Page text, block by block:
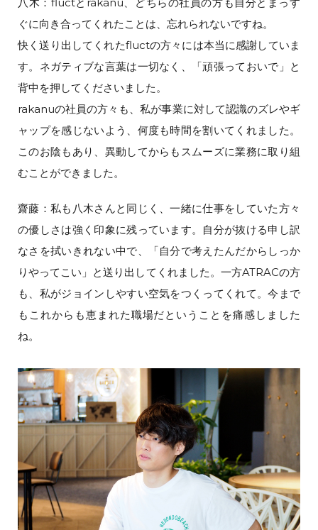
ぐに向き合ってくれたことは、忘れられないですね。
快く送り出してくれたfluctの方々には本当に感謝していま
す。ネガティブな言葉は一切なく、「頑張っておいで」と
背中を押してくださいました。
rakanuの社員の方々も、私が事業に対して認識のズレやギ
ャップを感じないよう、何度も時間を割いてくれました。
このお陰もあり、異動してからもスムーズに業務に取り組
むことができました。
齋藤：私も八木さんと同じく、一緒に仕事をしていた方々
の優しさは強く印象に残っています。自分が抜ける申し訳
なさを拭いきれない中で、「自分で考えたんだからしっか
りやってこい」と送り出してくれました。一方ATRACの方
も、私がジョインしやすい空気をつくってくれて。今まで
もこれからも恵まれた職場だということを痛感しました
ね。